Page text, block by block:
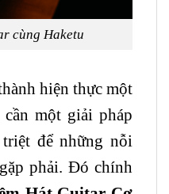
cùng Haketu
hiện thực một
cần một giải pháp
để những nỗi
phải. Đó chính